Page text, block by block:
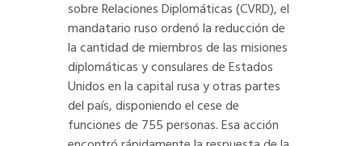
sobre Relaciones Diplomáticas (CVRD), el
mandatario ruso ordenó la reducción de
la cantidad de miembros de las misiones
diplomáticas y consulares de Estados
Unidos en la capital rusa y otras partes
del país, disponiendo el cese de
funciones de 755 personas. Esa acción